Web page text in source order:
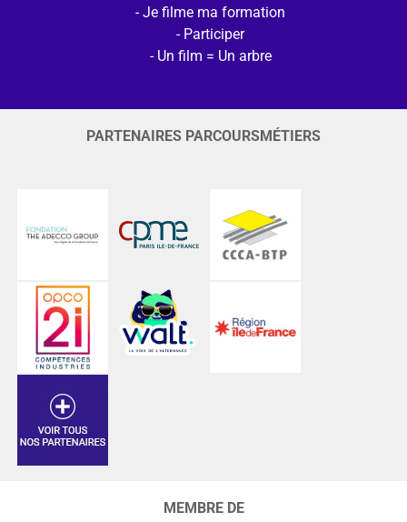
Je filme ma formation
Participer
Un film = Un arbre
PARTENAIRES PARCOURSMÉTIERS
MEMBRE DE